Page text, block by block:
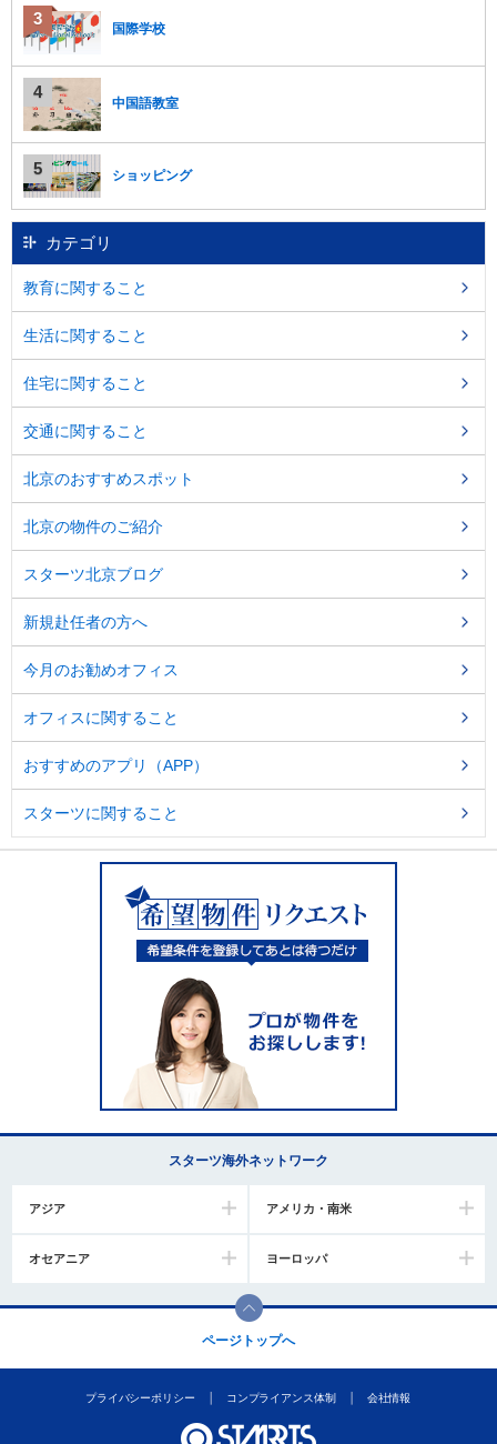
国際学校
中国語教室
ショッピング
カテゴリ
教育に関すること
生活に関すること
住宅に関すること
交通に関すること
北京のおすすめスポット
北京の物件のご紹介
スターツ北京ブログ
新規赴任者の方へ
今月のお勧めオフィス
オフィスに関すること
おすすめのアプリ（APP）
スターツに関すること
スターツ海外ネットワーク
アジア アメリカ・南米
オセアニア ヨーロッパ
ページトップへ
プライバシーポリシー コンプライアンス体制 会社情報